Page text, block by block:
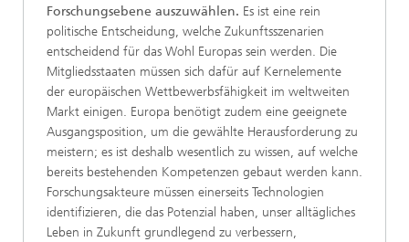
Forschungsebene auszuwählen. Es ist eine rein
politische Entscheidung, welche Zukunftsszenarien
entscheidend für das Wohl Europas sein werden. Die
Mitgliedsstaaten müssen sich dafür auf Kernelemente
der europäischen Wettbewerbsfähigkeit im weltweiten
Markt einigen. Europa benötigt zudem eine geeignete
Ausgangsposition, um die gewählte Herausforderung zu
meistern; es ist deshalb wesentlich zu wissen, auf welche
bereits bestehenden Kompetenzen gebaut werden kann.
Forschungsakteure müssen einerseits Technologien
identifizieren, die das Potenzial haben, unser alltägliches
Leben in Zukunft grundlegend zu verbessern,